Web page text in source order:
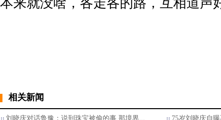
本来就没啥，各走各的路，互相道声
相关新闻
刘晓庆对话鲁豫：说到珠宝被偷的事 那境界...
75岁刘晓庆自